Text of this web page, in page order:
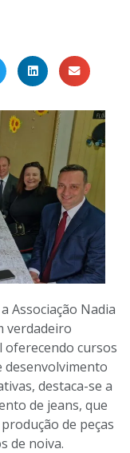
Associação Nadia
verdadeiro
cursos
destaca-se a
de jeans, que
de peças
de noiva.